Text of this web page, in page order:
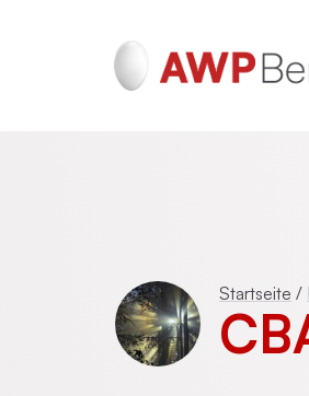
(DeGPT)Startseite /